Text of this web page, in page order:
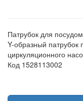
Патрубок для
Y-образный
циркуляционного
Код 1528113002